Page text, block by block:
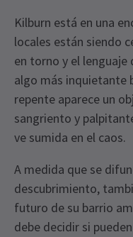
Kilburn está en una
locales están siendo
en torno y el
algo más inquietante
repente aparece un
sangriento y
ve sumida en el caos.
A medida que se
descubrimiento,
futuro de su barrio
debe decidir si